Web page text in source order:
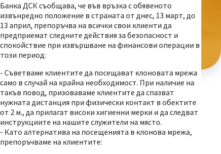
Банка ДСК съобщава, че във връзка с обявеното
извънредно положение в страната от днес, 13 март, до
13 април, препоръчва на всички свои клиенти да
предприемат следните действия за безопасност и
спокойствие при извършване на финансови операции в
този период:
- Съветваме клиентите да посещават клоновата мрежа
само в случай на крайна необходимост. При наличие на
такъв повод, призоваваме клиентите да спазват
нужната дистанция при физически контакт в обектите
от 2 м., да прилагат високи хигиенни мерки и да следват
инструкциите на нашите служители на място.
- Като алтернатива на посещенията в клонова мрежа,
препоръчваме на клиентите: